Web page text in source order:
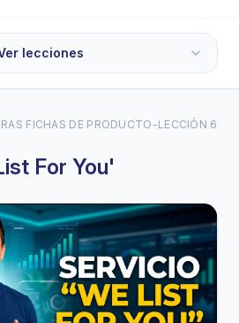
lecciones
FICHAS DE PRODUCTO -LECCIÓN 6
For You'